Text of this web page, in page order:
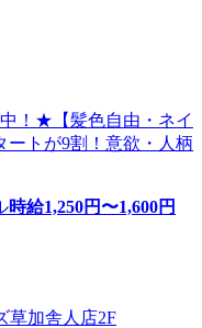
！★【髪色自由・ネイ
ートが9割！意欲・人柄
時給1,250円〜1,600円
草加舎人店2F